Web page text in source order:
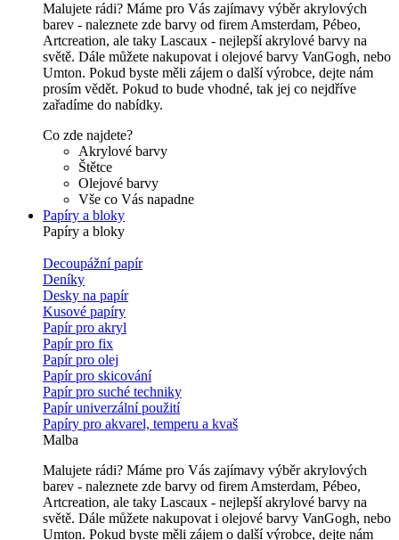
Malujete rádi? Máme pro Vás zajímavy výběr akrylových
barev - naleznete zde barvy od firem Amsterdam, Pébeo,
Artcreation, ale taky Lascaux - nejlepší akrylové barvy na
světě. Dále můžete nakupovat i olejové barvy VanGogh, nebo
Umton. Pokud byste měli zájem o další výrobce, dejte nám
prosím vědět. Pokud to bude vhodné, tak jej co nejdříve
zařadíme do nabídky.
Co zde najdete?
Akrylové barvy
Štětce
Olejové barvy
Vše co Vás napadne
Papíry a bloky
Papíry a bloky
Decoupážní papír
Deníky
Desky na papír
Kusové papíry
Papír pro akryl
Papír pro fix
Papír pro olej
Papír pro skicování
Papír pro suché techniky
Papír univerzální použití
Papíry pro akvarel, temperu a kvaš
Malba
Malujete rádi? Máme pro Vás zajímavy výběr akrylových
barev - naleznete zde barvy od firem Amsterdam, Pébeo,
Artcreation, ale taky Lascaux - nejlepší akrylové barvy na
světě. Dále můžete nakupovat i olejové barvy VanGogh, nebo
Umton. Pokud byste měli zájem o další výrobce, dejte nám